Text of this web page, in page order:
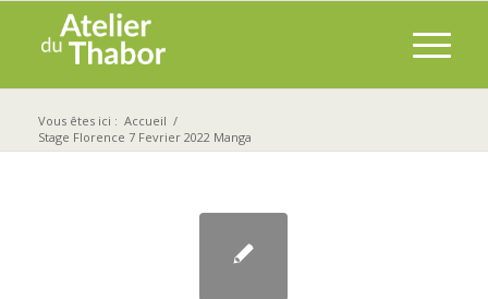
Vous êtes ici : Accueil /
Stage Florence 7 Fevrier 2022 Manga